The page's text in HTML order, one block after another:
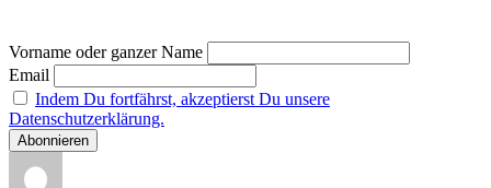
Vorname oder ganzer Name
Email
Indem Du fortfährst, akzeptierst Du unsere
Datenschutzerklärung.